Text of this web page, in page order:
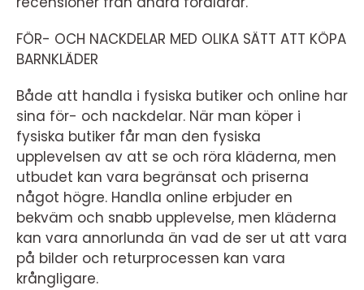
FÖR- OCH NACKDELAR MED OLIKA SÄTT ATT KÖPA
BARNKLÄDER
Både att handla i fysiska butiker och online har
sina för- och nackdelar. När man köper i
fysiska butiker får man den fysiska
upplevelsen av att se och röra kläderna, men
utbudet kan vara begränsat och priserna
något högre. Handla online erbjuder en
bekväm och snabb upplevelse, men kläderna
kan vara annorlunda än vad de ser ut att vara
på bilder och returprocessen kan vara
krångligare.